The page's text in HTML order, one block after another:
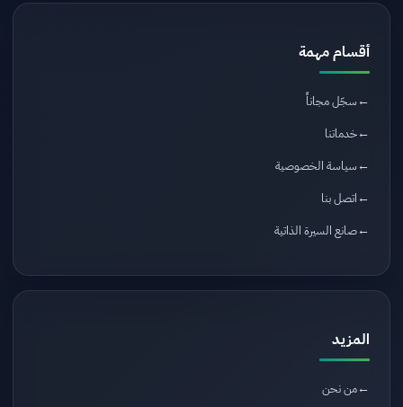
أقسام مهمة
سجّل مجاناً
خدماتنا
سياسة الخصوصية
اتصل بنا
صانع السيرة الذاتية
المزيد
من نحن